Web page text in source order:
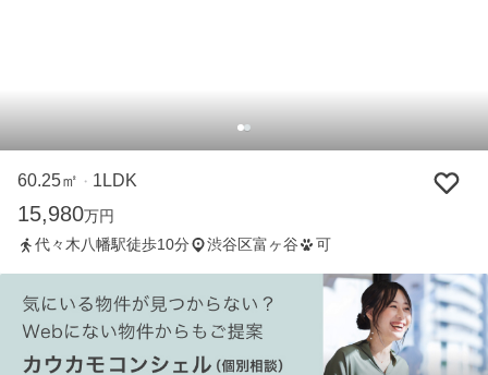
60.25㎡ ・ 1LDK
15,980万円
代々木八幡駅徒歩10分
渋谷区富ヶ谷 可